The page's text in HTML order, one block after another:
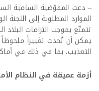
– دعت المفوّضية السامية
الموارد المطلوبة إلى اللجنة
تتمتّع بموجب التزامات البلاد
يمكن أن تُحدث تغييراً
التعذيب، بما في ذلك في
أزمة عميقة في النظام